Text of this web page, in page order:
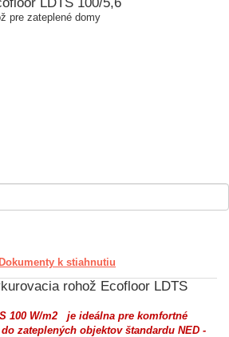
pre zateplené domy
Dokumenty k stiahnutiu
rohož Ecofloor LDTS
100 W/m2
je ideálna pre komfortné
zateplených objektov štandardu NED -